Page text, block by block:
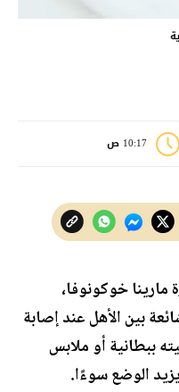
10:17 ص
خوكونوفا،
بين الأهل عند إصابة
ببطانية أو ملابس
الوضع سوءًا.